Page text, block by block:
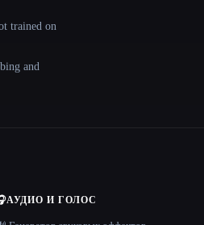
trained on
and
АУДИО И ГОЛОС